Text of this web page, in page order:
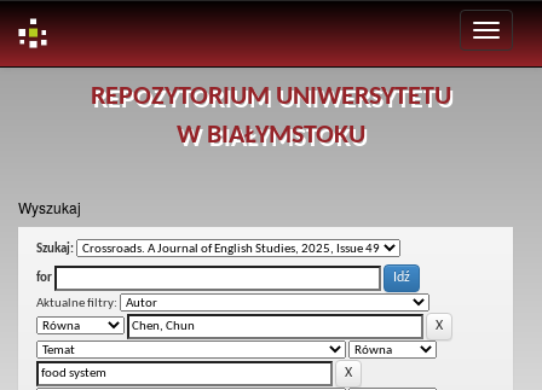
REPOZYTORIUM UNIWERSYTETU
W BIAŁYMSTOKU
Wyszukaj
Szukaj:
for
Aktualne filtry: